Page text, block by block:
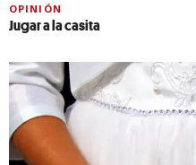
OPINIÓN
Jugar a la casita